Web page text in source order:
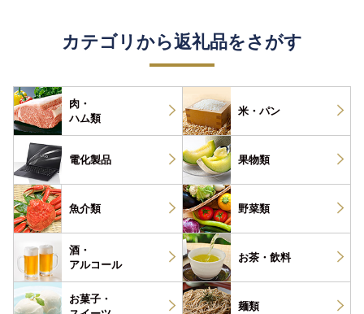
カテゴリから返礼品をさがす
肉・
ハム類
米・パン
電化製品 果物類
魚介類 野菜類
酒・
アルコール
お茶・ 飲料
お菓子・
麺類